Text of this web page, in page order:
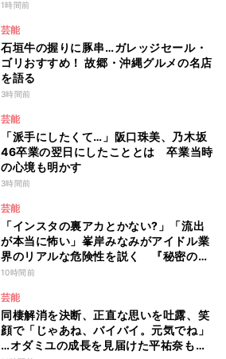
は？
1時間前
芸能
石垣牛の握りに豚串…ガレッジセール・
ゴリおすすめ！ 故郷・沖縄グルメの名店
を語る
3時間前
芸能
「派手にしたくて…」阪口珠美、乃木坂
46卒業の翌日にしたこととは 卒業当時
の心境も明かす
3時間前
芸能
「インスタの裏アカとかない?」「流出
が本当に怖い」峯岸みなみがアイドル業
界のリアルな危険性を説く 『秘密のマ
マ園』特別編
10時間前
芸能
同棲解消を決断、正直な思いを吐露、笑
顔で「じゃあね、バイバイ。元気でね」
…オダミユの成長を見届けた平祐奈も思